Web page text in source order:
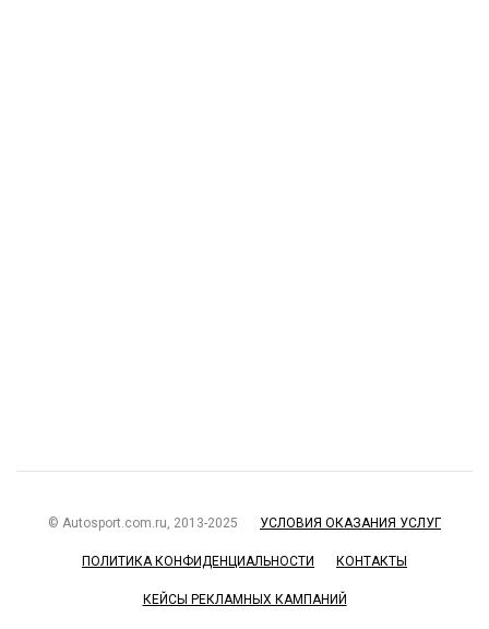
© Autosport.com.ru, 2013-2025 УСЛОВИЯ ОКАЗАНИЯ УСЛУГ
ПОЛИТИКА КОНФИДЕНЦИАЛЬНОСТИ КОНТАКТЫ
КЕЙСЫ РЕКЛАМНЫХ КАМПАНИЙ